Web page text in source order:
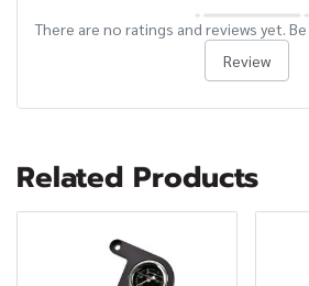
There are no ratings and reviews yet.
Review
Related Products